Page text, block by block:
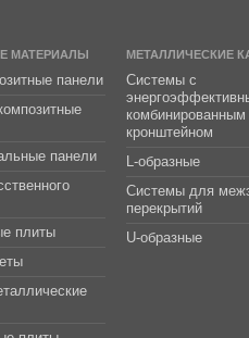
МАТЕРИАЛЫ
панели
панели
плиты
МЕТАЛЛИЧЕСКИЕ
Системы с
комбинированным
кронштейном
L-образные
Системы для
перекрытий
U-образные